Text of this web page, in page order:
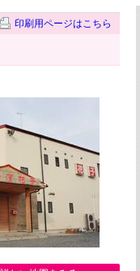
印刷用ページはこちら